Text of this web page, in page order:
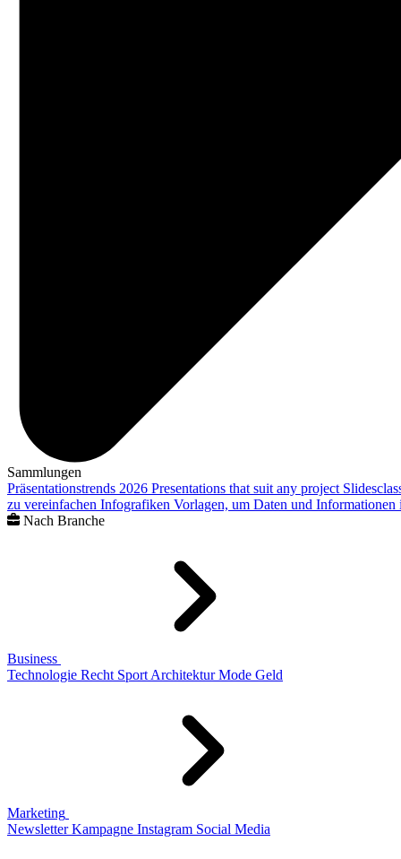
Sammlungen
Präsentationstrends 2026 Presentations that suit any project
zu vereinfachen Infografiken Vorlagen, um Daten und
Nach Branche
Business
Technologie Recht Sport Architektur Mode Geld
Marketing
Newsletter Kampagne Instagram Social Media